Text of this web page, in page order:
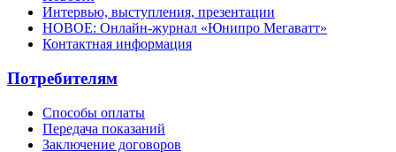
Интервью, выступления, презентации
НОВОЕ: Онлайн-журнал «Юнипро Мегаватт»
Контактная информация
Потребителям
Способы оплаты
Передача показаний
Заключение договоров